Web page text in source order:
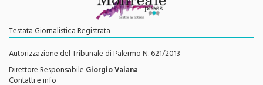
Testata Giornalistica Registrata
Autorizzazione del Tribunale di Palermo N. 621/2013